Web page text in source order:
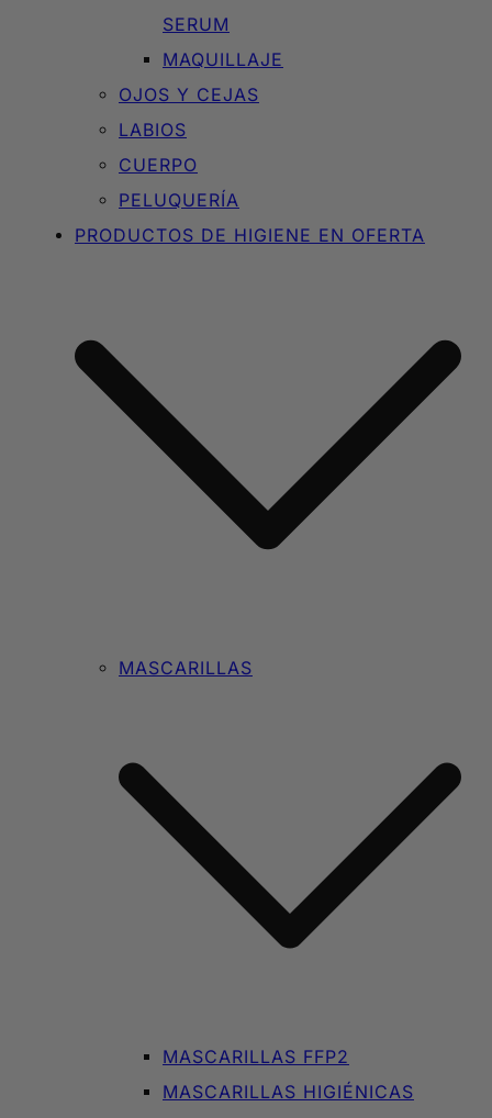
SERUM
MAQUILLAJE
OJOS Y CEJAS
LABIOS
CUERPO
PELUQUERÍA
PRODUCTOS DE HIGIENE EN OFERTA
MASCARILLAS
MASCARILLAS FFP2
MASCARILLAS HIGIÉNICAS